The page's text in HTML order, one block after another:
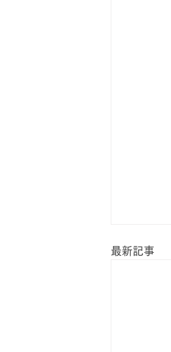
最新記事